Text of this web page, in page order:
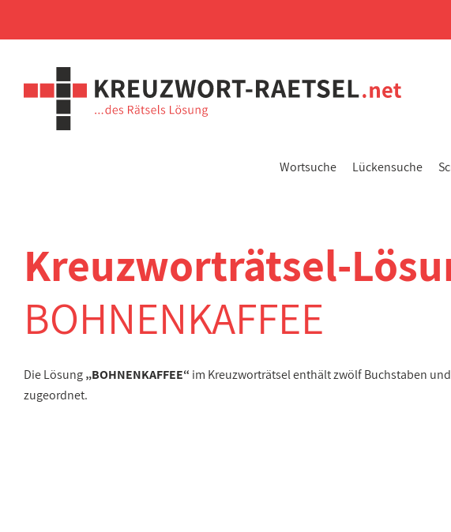
Wortsuche Lückensuche
Kreuzworträtsel-
BOHNENKAFFEE
Die Lösung„BOHNENKAFFEE“ im Kreuzworträtsel enthält zwölf Buchstaben
zugeordnet.